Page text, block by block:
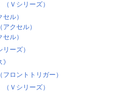
Ｖシリーズ）
ル）
クセル）
ル）
ーズ）
ロントトリガー）
Ｖシリーズ）